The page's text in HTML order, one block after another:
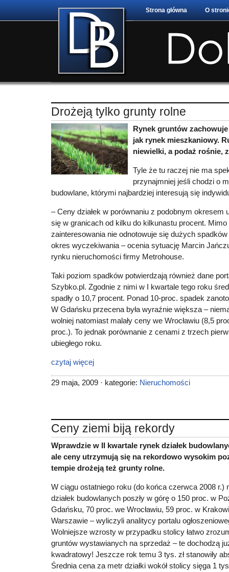
Strona główna O
Drożeją tylko grunty rolne
Rynek gruntów
jak rynek mieszkaniowy.
niewielki, a podaż rośnie,
Tyle że tu raczej nie ma
przynajmniej jeśli chodzi o
budowlane, którymi najbardziej interesują się
– Ceny działek w porównaniu z podobnym okresem
się w granicach od kilku do kilkunastu procent. Mimo
zainteresowania nie odnotowuje się dużych
okres wyczekiwania – ocenia sytuację Marcin
rynku nieruchomości firmy Metrohouse.
Taki poziom spadków potwierdzają również dane
Szybko.pl. Zgodnie z nimi w I kwartale tego roku
spadły o 10,7 procent. Ponad 10-proc. spadek
W Gdańsku przecena była wyraźnie większa –
wolniej natomiast malały ceny we Wrocławiu (8,5
proc.). To jednak porównanie z cenami z trzech
ubiegłego roku.
czytaj więcej
29 maja, 2009 · kategorie: Nieruchomości
Ceny ziemi biją rekordy
Wprawdzie w II kwartale rynek działek
ale ceny utrzymują się na rekordowo wysokim
tempie drożeją też grunty rolne.
W ciągu ostatniego roku (do końca czerwca 2008 r.)
działek budowlanych poszły w górę o 150 proc. w
Gdańsku, 70 proc. we Wrocławiu, 59 proc. w
Warszawie – wyliczyli analitycy portalu
Wolniejsze wzrosty w przypadku stolicy łatwo
gruntów wystawianych na sprzedaż – te dochodzą
kwadratowy! Jeszcze rok temu 3 tys. zł stanowiły
Średnia cena za metr działki wokół stolicy sięga 1